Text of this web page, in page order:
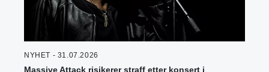
NYHET - 31.07.2026
Massive Attack risikerer straff etter konsert i